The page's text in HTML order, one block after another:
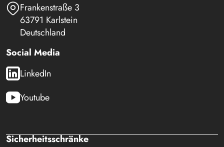
Frankenstraße 3
63791 Karlstein
Deutschland
Social Media
LinkedIn
Youtube
Sicherheitsschränke